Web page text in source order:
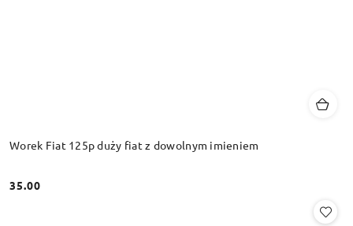
Worek Fiat 125p duży fiat z dowolnym imieniem
Cena:
35.00